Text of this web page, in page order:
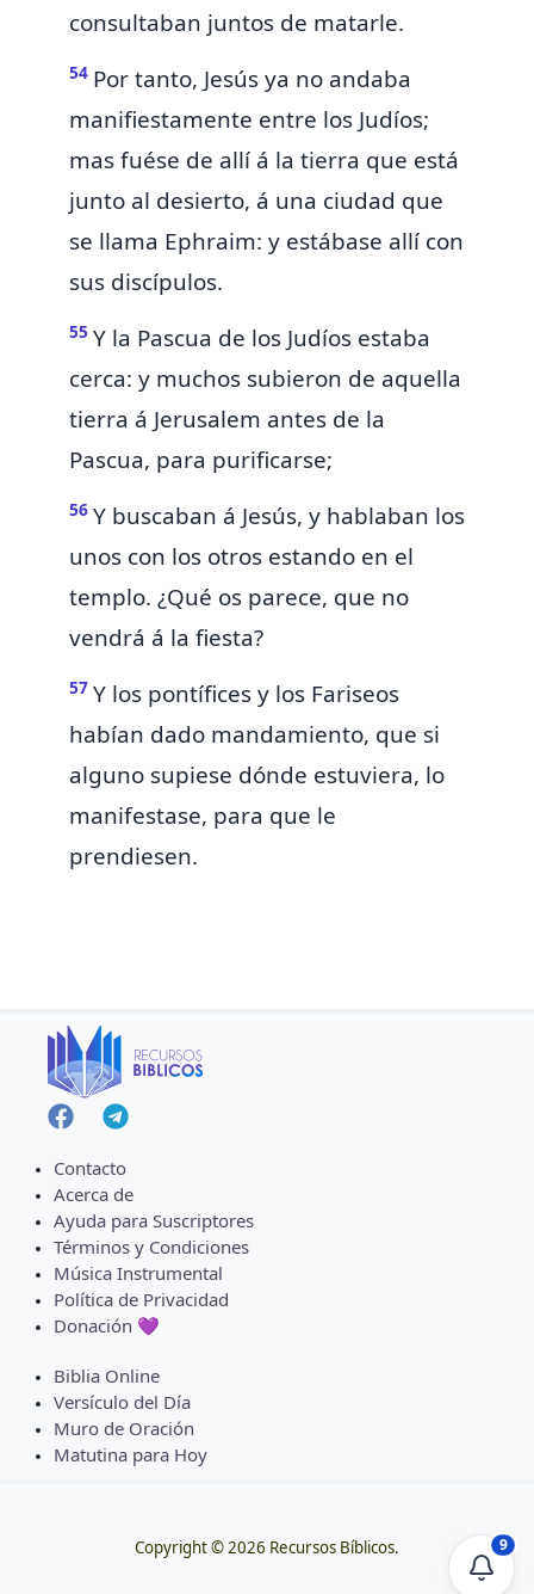
consultaban juntos de matarle.
54 Por tanto, Jesúsya no andaba
manifiestamente entre los Judíos;
mas fuése de allí á la tierra que está
junto al desierto, á una ciudad que
se llama Ephraim: y estábase allí con
sus discípulos.
55 Y la Pascua de los Judíos estaba
cerca: y muchos subieron de aquella
tierra á Jerusalem antes de la
Pascua, para purificarse;
56 Y buscaban á Jesús, y hablaban los
unos con los otros estando en el
templo. ¿Qué os parece, que no
vendrá á la fiesta?
57 Y los pontífices y los Fariseos
habían dado mandamiento, que si
alguno supiese dónde estuviera, lo
manifestase, para que le
prendiesen.
Contacto
Acerca de
Ayuda para Suscriptores
Términos y Condiciones
Música Instrumental
Política de Privacidad
Donación 💜
Biblia Online
Versículo del Día
Muro de Oración
Matutina para Hoy
Copyright © 2026 Recursos Bíblicos. 9